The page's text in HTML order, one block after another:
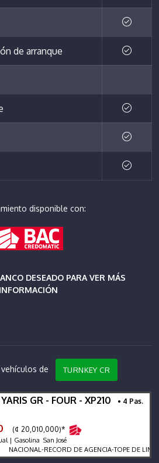
de arranque
disponible con:
DESEADO PARA VER MÁS
INFORMACIÓN
de TURNKEY CR
GR - FOUR - XP210 • 4 Pas.
(¢ 20,010,000)*
| Gasolina San José
NACIONAL-RECORD DE AGENCIA-TOPE DE LINEA